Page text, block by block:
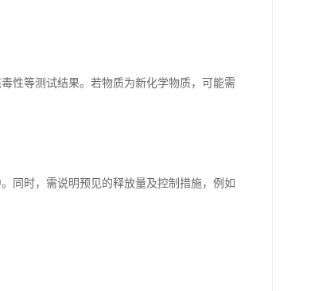
性等测试结果。若物质为新化学物质，可能需
同时，需说明预见的释放量及控制措施，例如